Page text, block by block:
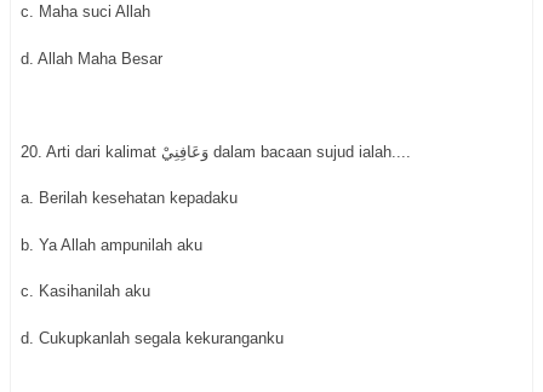
c. Maha suci Allah
d. Allah Maha Besar
20. Arti dari kalimat وَعَافِنِيْ dalam bacaan sujud ialah....
a. Berilah kesehatan kepadaku
b. Ya Allah ampunilah aku
c. Kasihanilah aku
d. Cukupkanlah segala kekuranganku